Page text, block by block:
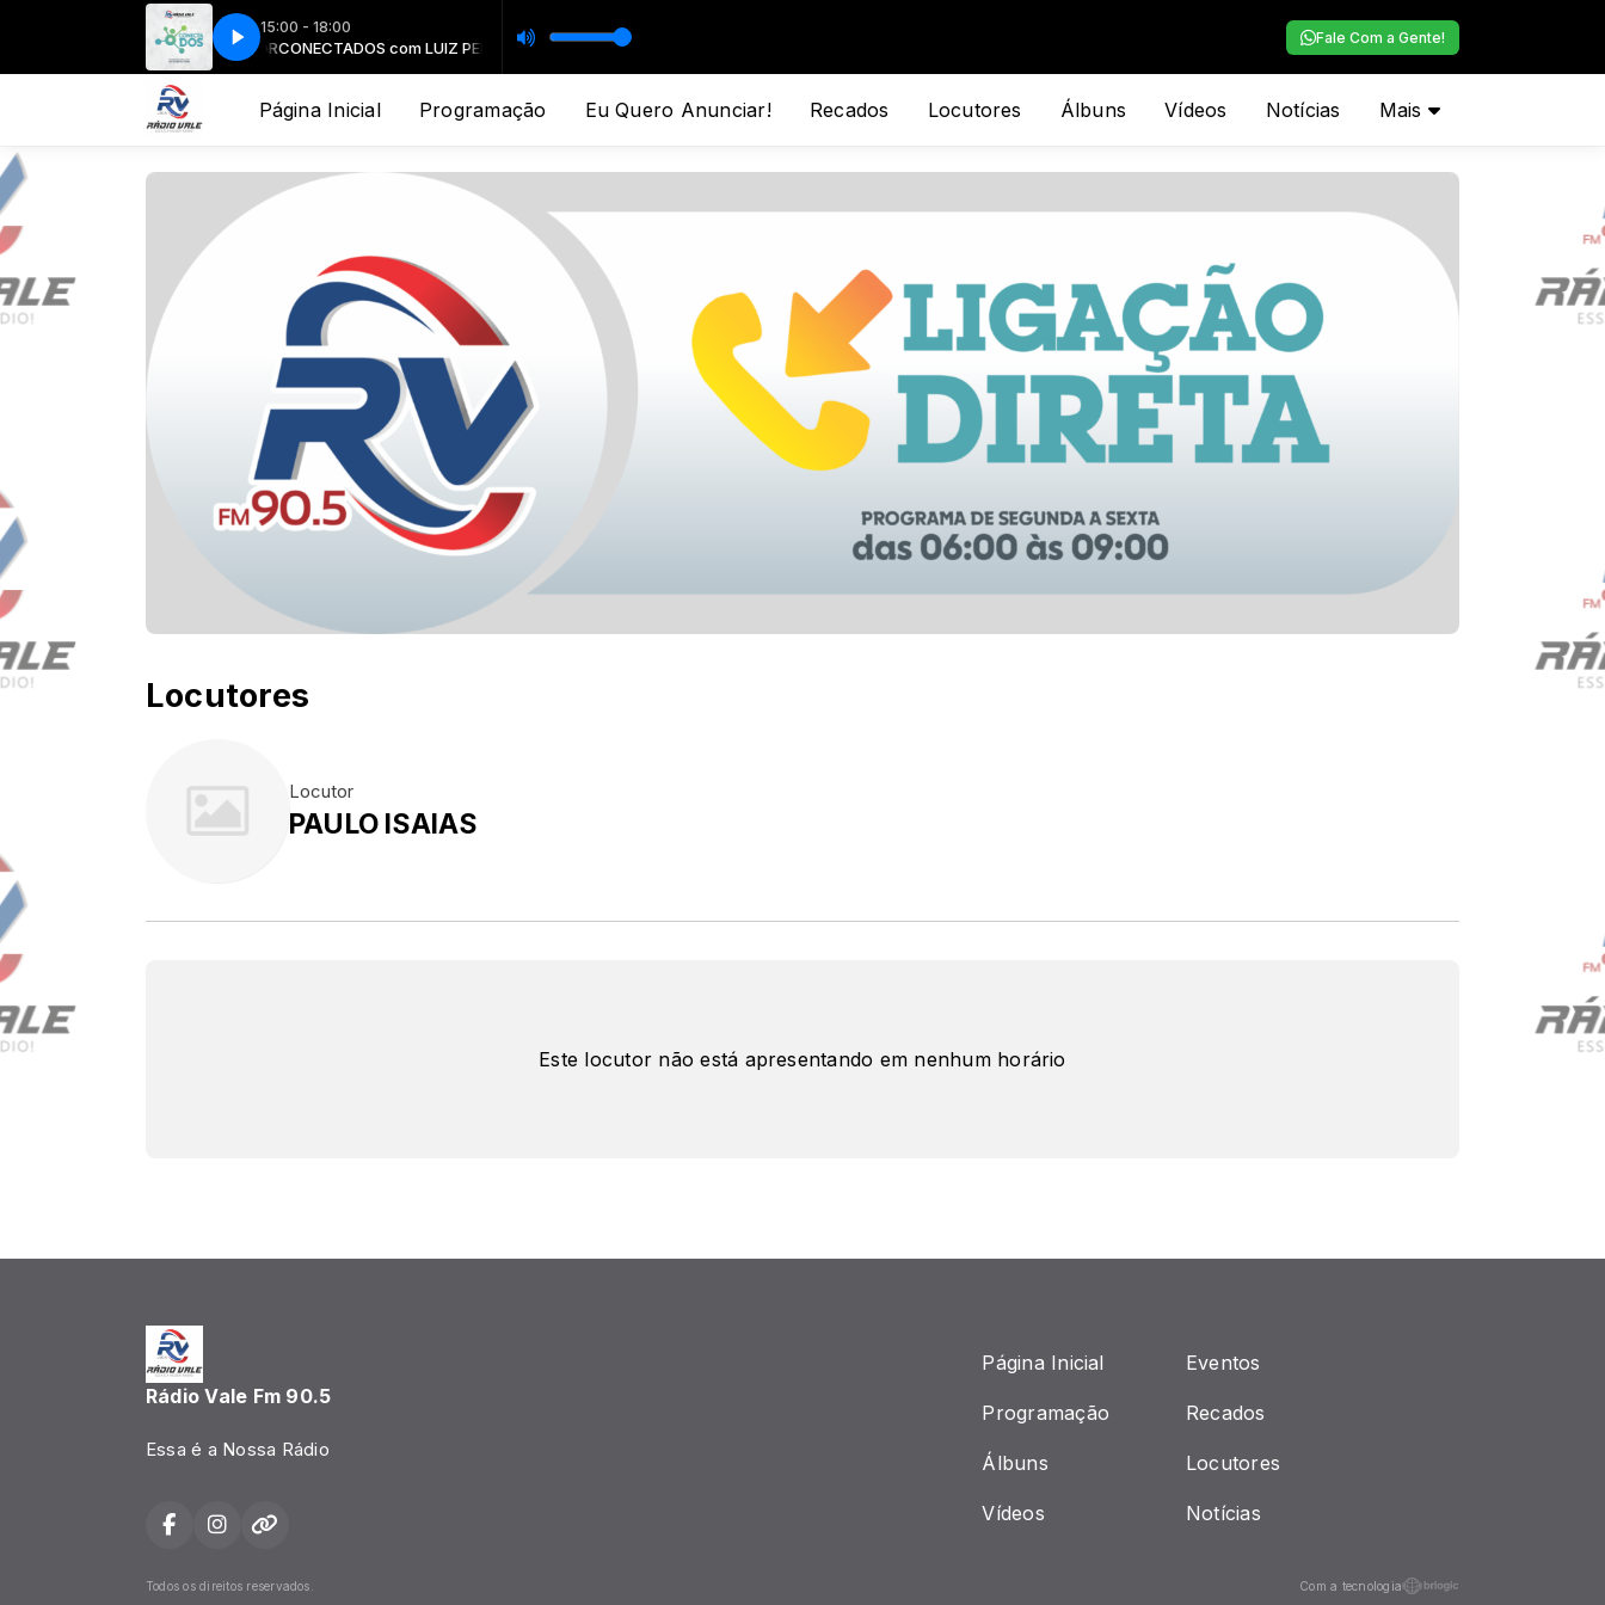
15:00 - 18:00
com LUIZ PEDRO JÚNIOR CONECTADOS com LUIZ PEDRO JÚNIOR
Fale Com a Gente!
Página Inicial Programação Eu Quero Anunciar! Recados Locutores Álbuns Vídeos Notícias Mais
Locutores
Locutor
PAULO ISAIAS
Este locutor não está apresentando em nenhum horário
Rádio Vale Fm 90.5
Essa é a Nossa Rádio
Página Inicial
Programação
Álbuns
Vídeos
Eventos
Recados
Locutores
Notícias
Todos os direitos reservados. Com a tecnologia